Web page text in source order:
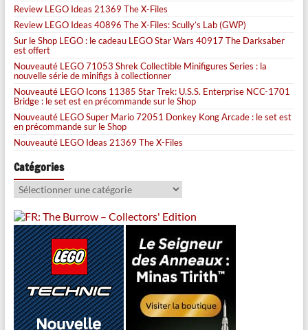
Review LEGO Ideas 21369 The X-Files
Review LEGO Ideas 40896 The X-Files: Scully’s Lab (GWP)
Sur le Shop LEGO : le cadeau LEGO Star Wars 40917 The Darksaber
est offert
Nouveauté LEGO 71053 Shrek Collectible Minifigures Series : la
nouvelle série de minifigs à collectionner
Nouveauté LEGO Icons 11385 Star Trek: U.S.S. Enterprise NCC-1701
Bridge : le set est en précommande sur le Shop
Nouveauté LEGO Super Mario 72051 Donkey Kong Arcade : le set est
en précommande sur le Shop
Nouveauté LEGO Ideas 21369 The X-Files
Catégories
Catégories